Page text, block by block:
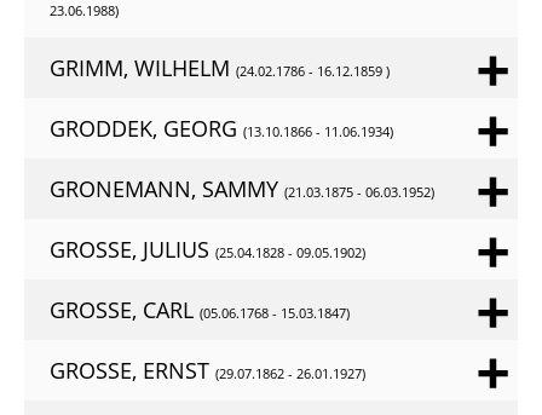
23.06.1988)
GRIMM, WILHELM (24.02.1786 - 16.12.1859 )
GRODDEK, GEORG (13.10.1866 - 11.06.1934)
GRONEMANN, SAMMY (21.03.1875 - 06.03.1952)
GROSSE, JULIUS (25.04.1828 - 09.05.1902)
GROSSE, CARL (05.06.1768 - 15.03.1847)
GROSSE, ERNST (29.07.1862 - 26.01.1927)